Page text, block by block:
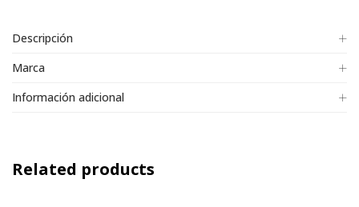
Descripción
Marca
Información adicional
Related products